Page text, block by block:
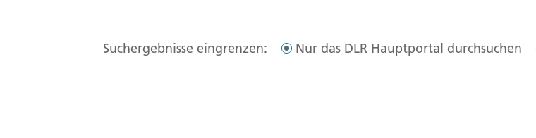
Suchergebnisse eingrenzen: Nur das DLR Hauptportal durchsuchen